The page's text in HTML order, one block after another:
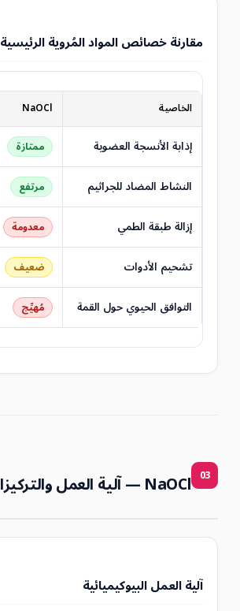
مقارنة خصائص المواد المُروية الرئيسية
الخاصية NaOCl
إذابة الأنسجة العضوية ممتازة
النشاط المضاد للجراثيم مرتفع
إزالة طبقة الطمي معدومة
تشحيم الأدوات ضعيف
التوافق الحيوي حول القمة مُهيِّج
03 NaOCl — آلية العمل والتركيزات
آلية العمل البيوكيميائية